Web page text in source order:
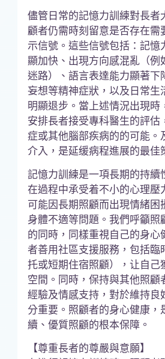
儘管日常的記憶力訓練對長者
顧者仍需時刻留意是否存在需
示信號。這些信號包括：記憶
顯加快、出現方向感混亂（例
迷路）、語言表達能力顯著下
妄想等精神症狀，以及日常生
明顯退步。當上述情況出現時
安排長者接受專科醫生的評估
症或其他腦部疾病的的可能。
介入，是延缓病程進展的最佳
記憶力訓練是一項長期的持續
在過程中承受着不小的心理壓
可能因長期照顧而出現情緒困
身體不適等問題。我們呼籲照
的同時，同樣重視自己的身心
者善用社區支援服務，包括臨
托或短期住宿照顧），让自己
空間。同時，保持與其他照顧
經驗及情感支持，對於維持良
分重要。照顧者的身心健康，
續、優質照顧的根本保障。
【尊重長者的尊嚴與意願】